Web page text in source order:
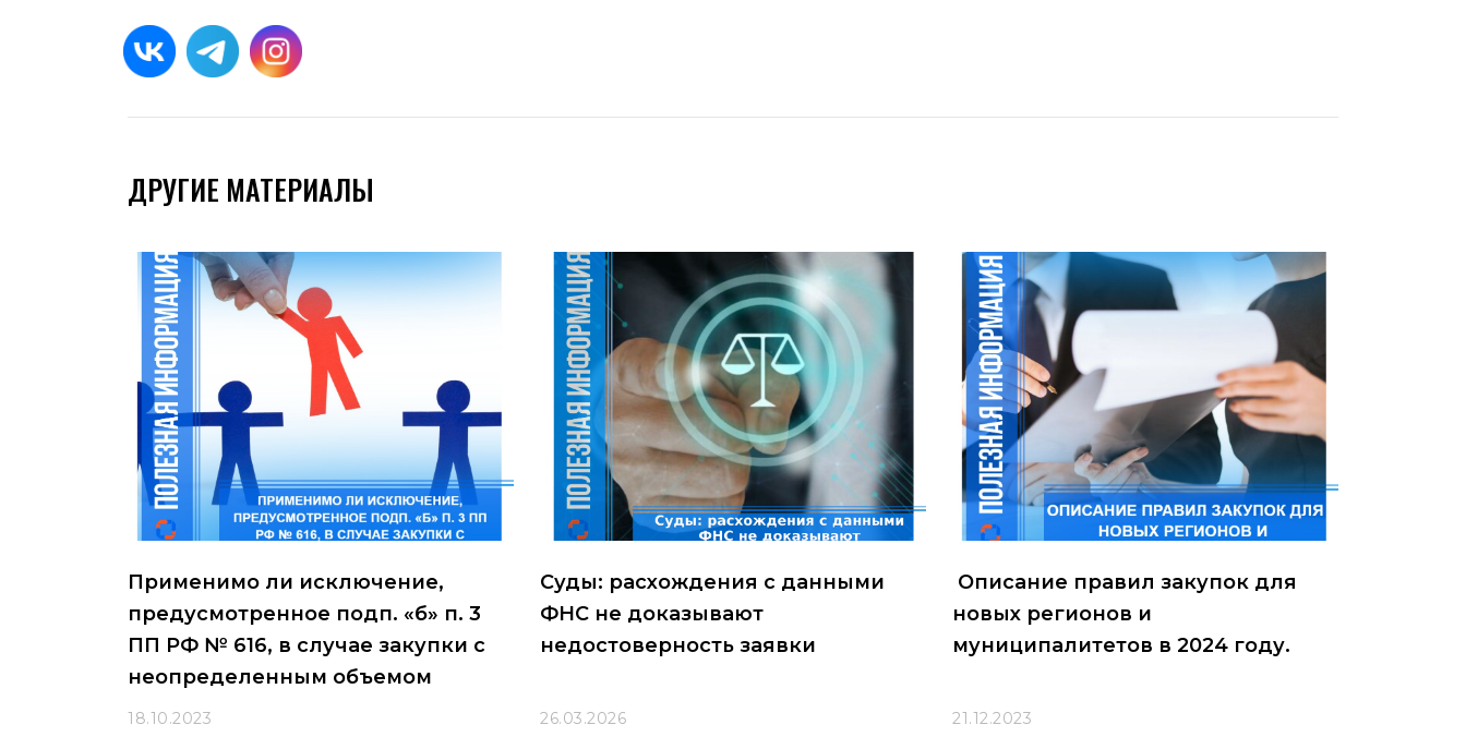
ДРУГИЕ МАТЕРИАЛЫ
Применимо ли исключение,
предусмотренное подп. «б» п. 3
ПП РФ № 616, в случае закупки с
неопределенным объемом
18.10.2023
Суды: расхождения с данными
ФНС не доказывают
недостоверность заявки
26.03.2026
Описание правил закупок для
новых регионов и
муниципалитетов в 2024 году.
21.12.2023